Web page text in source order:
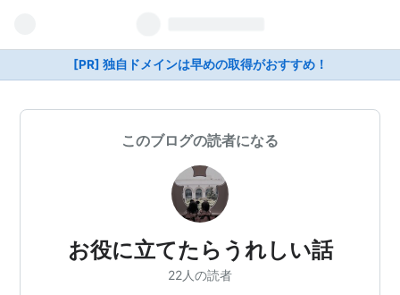
[PR] 独自ドメインは早めの取得がおすすめ！
このブログの読者になる
お役に立てたらうれしい話
22人の読者